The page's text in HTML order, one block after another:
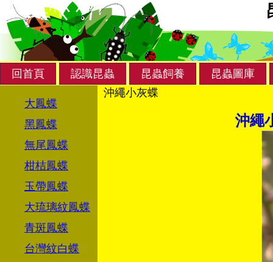
回首頁 認識昆蟲 昆蟲飼養
昆蟲圖庫
沖繩小灰蝶
沖繩
大鳳蝶
黑鳳蝶
無尾鳳蝶
柑桔鳳蝶
玉帶鳳蝶
大琉璃紋鳳蝶
青斑鳳蝶
台灣紋白蝶